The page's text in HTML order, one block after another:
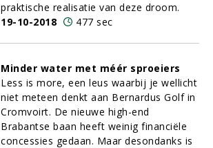
praktische realisatie van deze droom.
19-10-2018
477 sec
Minder water met méér sproeiers
Less is more, een leus waarbij je wellicht
niet meteen denkt aan Bernardus Golf in
Cromvoirt. De nieuwe high-end
Brabantse baan heeft weinig financiële
concessies gedaan. Maar desondanks is